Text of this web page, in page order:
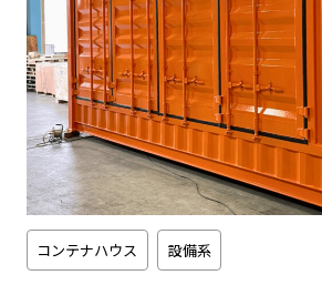
コンテナハウス 設備系